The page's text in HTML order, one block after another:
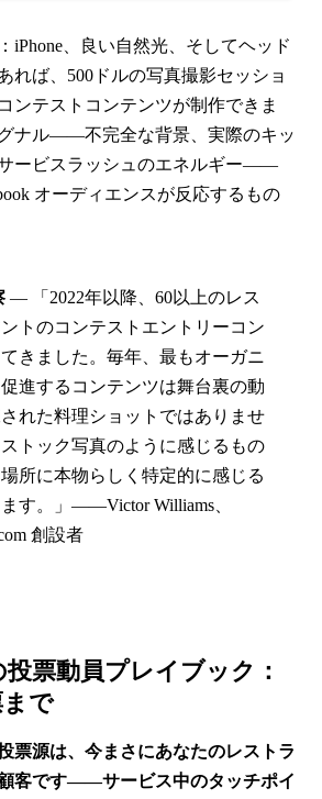
iPhone、良い自然光、そしてヘッド
れば、500ドルの写真撮影セッショ
ンテストコンテンツが制作できま
ナル——不完全な背景、実際のキッ
ービスラッシュのエネルギー——
オーディエンスが反応するもの
— 「2022年以降、60以上のレス
トのコンテストエントリーコン
きました。毎年、最もオーガニ
進するコンテンツは舞台裏の動
れた料理ショットではありませ
トック写真のように感じるもの
所に本物らしく特定的に感じる
す。」——Victor Williams、
創設者
票動員プレイブック：
で
票源は、今まさにあなたのレストラ
客です——サービス中のタッチポイ